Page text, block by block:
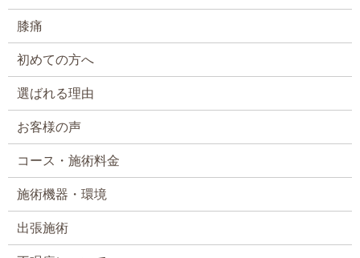
膝痛
初めての方へ
選ばれる理由
お客様の声
コース・施術料金
施術機器・環境
出張施術